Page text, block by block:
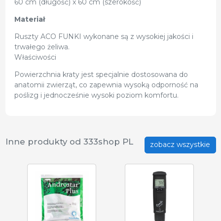
60 cm (długość) x 60 cm (szerokość)
Materiał
Ruszty ACO FUNKI wykonane są z wysokiej jakości i
trwałego żeliwa.
Właściwości
Powierzchnia kraty jest specjalnie dostosowana do
anatomii zwierząt, co zapewnia wysoką odporność na
poślizg i jednocześnie wysoki poziom komfortu.
zobacz wszystkie
Inne produkty od 333shop PL